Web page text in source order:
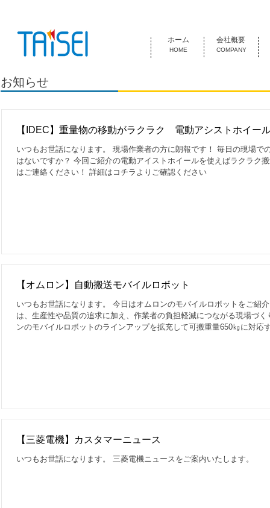
HOME COMPANY
ホーム 会社概要
お知らせ
【IDEC】重量物の移動がラクラク 電動アシストホイー
いつもお世話になります。 現場作業者の方に朗報です！ 毎日の現場で
はないですか？ 今回ご紹介の電動アイストホイールを使えばラクラク
はご連絡ください！ 詳細はコチラよりご確認ください
【オムロン】自動搬送モバイルロボット
いつもお世話になります。 今日はオムロンのモバイルロボットをご紹
は、生産性や品質の追求に加え、作業者の負担軽減につながる現場づ
ンのモバイルロボットのラインアップを拡充して可搬重量650㎏に対応
【三菱電機】カスタマーニュース
いつもお世話になります。 三菱電機ニュースをご案内いたします。